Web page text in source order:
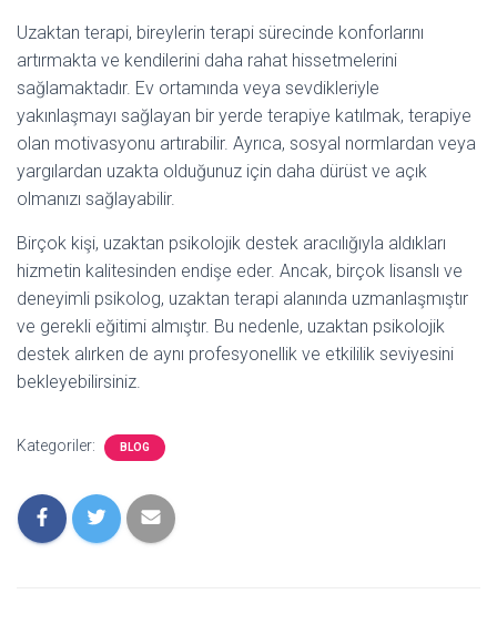
Uzaktan terapi, bireylerin terapi sürecinde konforlarını
artırmakta ve kendilerini daha rahat hissetmelerini
sağlamaktadır. Ev ortamında veya sevdikleriyle
yakınlaşmayı sağlayan bir yerde terapiye katılmak, terapiye
olan motivasyonu artırabilir. Ayrıca, sosyal normlardan veya
yargılardan uzakta olduğunuz için daha dürüst ve açık
olmanızı sağlayabilir.
Birçok kişi, uzaktan psikolojik destek aracılığıyla aldıkları
hizmetin kalitesinden endişe eder. Ancak, birçok lisanslı ve
deneyimli psikolog, uzaktan terapi alanında uzmanlaşmıştır
ve gerekli eğitimi almıştır. Bu nedenle, uzaktan psikolojik
destek alırken de aynı profesyonellik ve etkililik seviyesini
bekleyebilirsiniz.
Kategoriler: BLOG